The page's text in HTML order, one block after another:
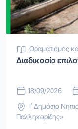
Οραματισμός
Διαδικασία
18/09/2026
Ι΄ Δημόσιο
Παλληκαρίδης»